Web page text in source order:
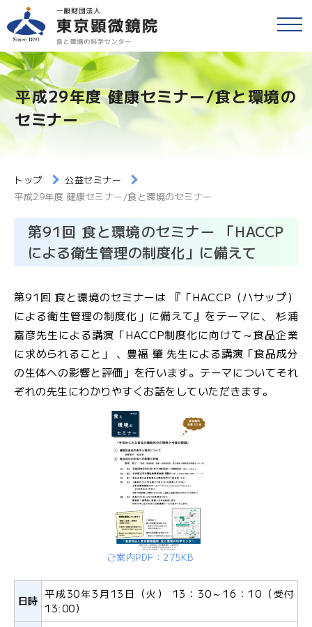
各種検査・サービス
戻る
食品等の検査
検便(腸内細菌検査)
簡易専用水道検査
各種検査窓口のご案内
衛生検査とHACCP
水質検査
環境検査
研修・セミナー
JFS規格の監査・取得支援
各検査のご依頼用紙
財団情報
アクセス
採用情報
食と環境のコラム
公益事業
検
査
書
平成29年度 健康セミナー/食と環境の
セミナー
トップ
公益セミナー
平成29年度 健康セミナー/食と環境のセミナー
第91回 食と環境のセミナー 「HACCP
による衛生管理の制度化」に備えて
第91回 食と環境のセミナーは 『「HACCP（ハサップ）
による衛生管理の制度化」に備えて』をテーマに、 杉浦
嘉彦先生による講演「HACCP制度化に向けて～食品企業
に求められること」 、豊福 肇 先生による講演「食品成分
の生体への影響と評価」を行います。テーマについてそれ
ぞれの先生にわかりやすくお話をしていただきます。
ご案内PDF：275KB
日時 平成30年3月13日（火） 13：30～16：10（受付
13:00）